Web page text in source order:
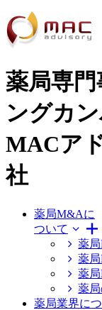
薬局専
ングカ
MACア
社
薬局M&Aに
ついて
薬
薬
薬
薬
薬局業界に